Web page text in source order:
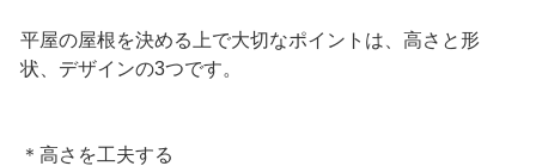
平屋の屋根を決める上で大切なポイントは、高さと形
状、デザインの3つです。
＊高さを工夫する